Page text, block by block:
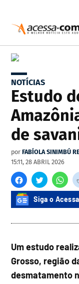
NOTÍCIAS
Estudo
de
por FABÍOLA SINIMBÚ
15:11, 28 ABRIL 2026
Siga o
Um estudo
Grosso, região
desmatamento